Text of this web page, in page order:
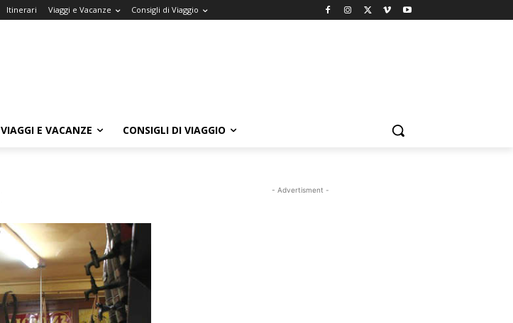
Itinerari Viaggi e Vacanze Consigli di Viaggio
VIAGGI E VACANZE CONSIGLI DI VIAGGIO
- Advertisment -